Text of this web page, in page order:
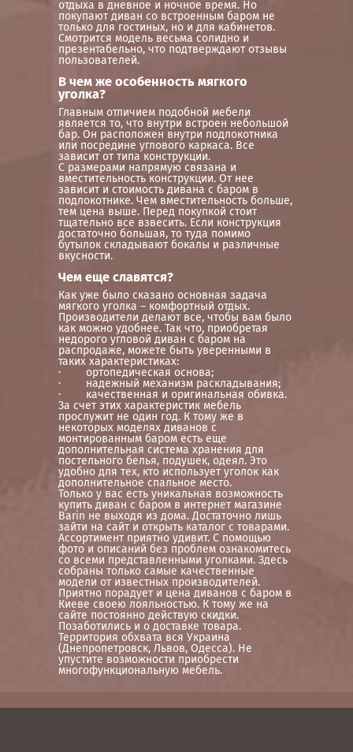
отдыха в дневное и ночное время. Но
покупают диван со встроенным баром не
только для гостиных, но и для кабинетов.
Смотрится модель весьма солидно и
презентабельно, что подтверждают отзывы
пользователей.
В чем же особенность мягкого
уголка?
Главным отличием подобной мебели
является то, что внутри встроен небольшой
бар. Он расположен внутри подлокотника
или посредине углового каркаса. Все
зависит от типа конструкции.
С размерами напрямую связана и
вместительность конструкции. От нее
зависит и стоимость дивана с баром в
подлокотнике. Чем вместительность больше,
тем цена выше. Перед покупкой стоит
тщательно все взвесить. Если конструкция
достаточно большая, то туда помимо
бутылок складывают бокалы и различные
вкусности.
Чем еще славятся?
Как уже было сказано основная задача
мягкого уголка – комфортный отдых.
Производители делают все, чтобы вам было
как можно удобнее. Так что, приобретая
недорого угловой диван с баром на
распродаже, можете быть уверенными в
таких характеристиках:
· ортопедическая основа;
· надежный механизм раскладывания;
· качественная и оригинальная обивка.
За счет этих характеристик мебель
прослужит не один год. К тому же в
некоторых моделях диванов с
монтированным баром есть еще
дополнительная система хранения для
постельного белья, подушек, одеял. Это
удобно для тех, кто использует уголок как
дополнительное спальное место.
Только у вас есть уникальная возможность
купить диван с баром в интернет магазине
Barin не выходя из дома. Достаточно лишь
зайти на сайт и открыть каталог с товарами.
Ассортимент приятно удивит. С помощью
фото и описаний без проблем ознакомитесь
со всеми представленными уголками. Здесь
собраны только самые качественные
модели от известных производителей.
Приятно порадует и цена диванов с баром в
Киеве своею лояльностью. К тому же на
сайте постоянно действую скидки.
Позаботились и о доставке товара.
Территория обхвата вся Украина
(Днепропетровск, Львов, Одесса). Не
упустите возможности приобрести
многофункциональную мебель.